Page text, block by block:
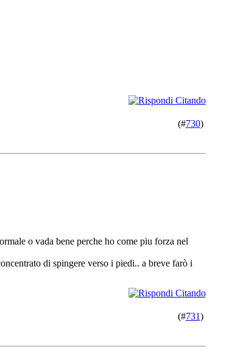
(#730)
o vada bene perche ho come piu forza nel
di spingere verso i piedi.. a breve farò i
(#731)